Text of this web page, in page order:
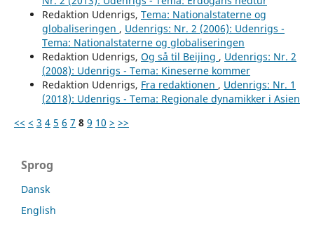
Redaktion Udenrigs, Tema: Nationalstaterne og
globaliseringen , Udenrigs: Nr. 2 (2006): Udenrigs -
Tema: Nationalstaterne og globaliseringen
Redaktion Udenrigs, Og så til Beijing , Udenrigs: Nr. 2
(2008): Udenrigs - Tema: Kineserne kommer
Redaktion Udenrigs, Fra redaktionen , Udenrigs: Nr. 1
(2018): Udenrigs - Tema: Regionale dynamikker i Asien
<< < 3 4 5 6 7 8 9 10 > >>
Sprog
Dansk
English